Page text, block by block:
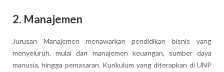
2. Manajemen
Jurusan Manajemen menawarkan pendidikan bisnis yang
menyeluruh, mulai dari manajemen keuangan, sumber daya
manusia, hingga pemasaran. Kurikulum yang diterapkan di UNP